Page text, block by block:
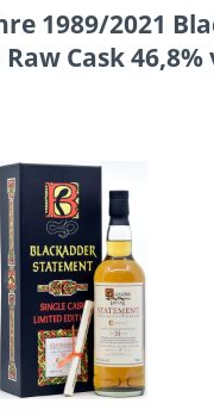
1989/2021
Cask 46,8%